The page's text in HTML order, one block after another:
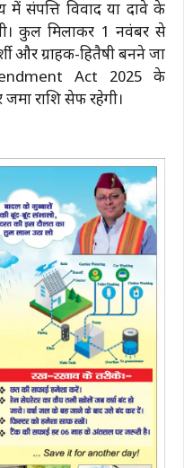
में संपत्ति विवाद या दावे के
कुल मिलाकर 1 नवंबर से
और ग्राहक-हितैषी बनने जा
Act 2025 के
राशि सेफ रहेगी।